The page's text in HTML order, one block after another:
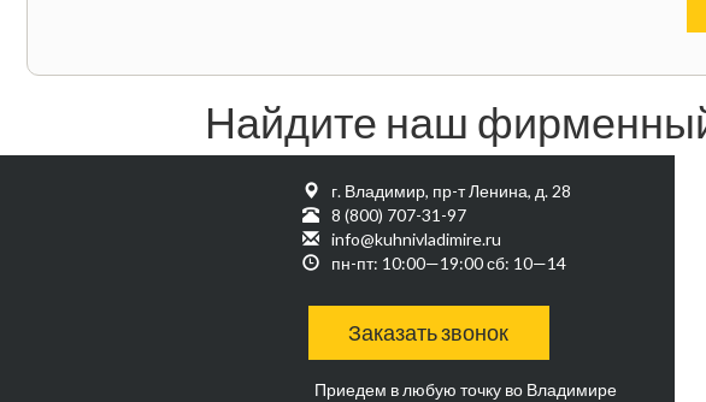
Найдите наш
г. Владимир, пр-т Ленина, д. 28
8 (800) 707-31-97
info@kuhnivladimire.ru
пн-пт: 10:00—19:00 сб: 10—14
Заказать звонок
Приедем в любую точку во Владимире